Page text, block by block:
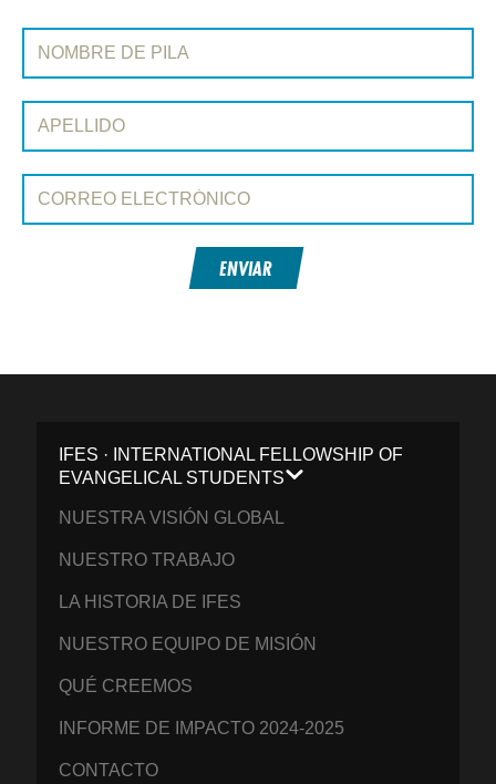
REGÍSTRATE EN CONEXIÓN
ENVIAR
IFES · INTERNATIONAL FELLOWSHIP OF
EVANGELICAL STUDENTS
NUESTRA VISIÓN GLOBAL
NUESTRO TRABAJO
LA HISTORIA DE IFES
NUESTRO EQUIPO DE MISIÓN
QUÉ CREEMOS
INFORME DE IMPACTO 2024-2025
CONTACTO